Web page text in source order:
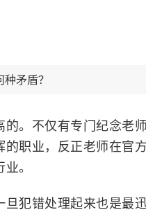
矛盾？
。不仅有专门纪念老
职业，反正老师在官
。
犯错处理起来也是最